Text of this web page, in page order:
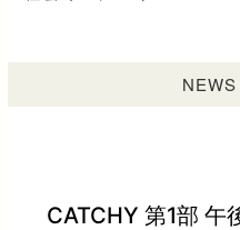
CATCHY 第1部 午